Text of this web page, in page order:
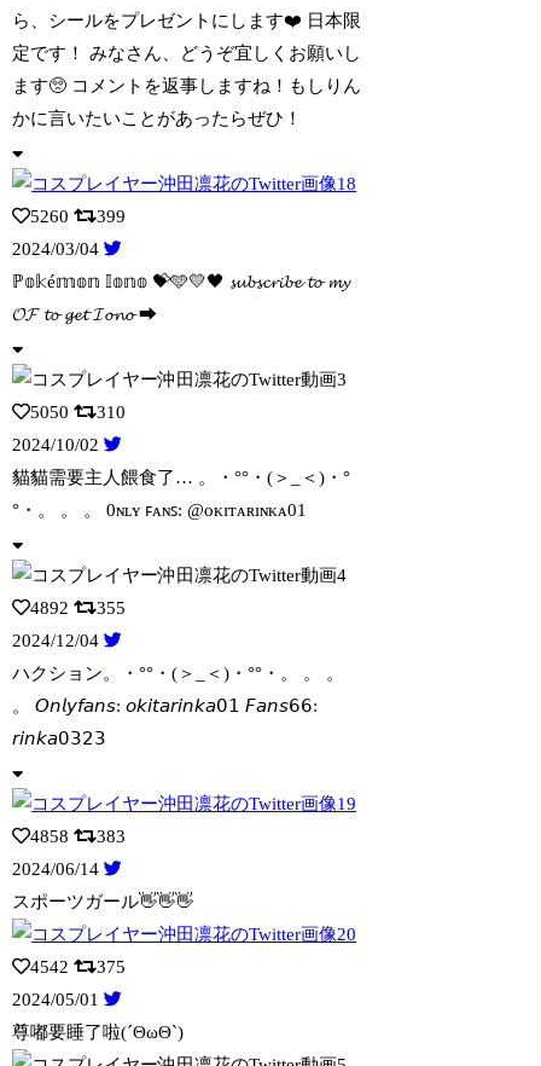
ら、シールをプレゼントにします❤️ 日本限
定です！ みなさん、どうぞ宜しくお願いし
ます🥺 コメントを返事しますね！もしりん
かに言いたいことがあったらぜひ！
5260
399
2024/03/04
ℙ𝕠𝕜é𝕞𝕠𝕟 𝕀𝕠𝕟𝕠 💝🩵💛🖤 𝓼𝓾𝓫𝓼𝓬𝓻𝓲𝓫𝓮 𝓽𝓸 𝓶𝔂
𝓞𝓕 𝓽𝓸𝓰𝓮𝓽 𝓘𝓸𝓷𝓸 ⮕
5050
310
2024/10/02
貓貓需要主人餵食了… 。・°°・(＞_＜)・°
°・。 。 。 0ɴʟʏ ꜰᴀɴꜱ: @ᴏᴋɪᴛᴀʀɪɴᴋᴀ01
4892
355
2024/12/04
ハクション。・°°・(＞_＜)・°°・。 。 。
。 𝘖𝘯𝘭𝘺𝘧𝘢𝘯𝘴: 𝘰𝘬𝘪𝘵𝘢𝘳𝘪𝘯𝘬𝘢𝟢𝟣 𝘍𝘢𝘯𝘴𝟨𝟨:
𝘳𝘪𝘯𝘬𝘢𝟢𝟥𝟤𝟥
4858
383
2024/06/14
スポーツガール👋👋👋
4542
375
2024/05/01
尊嘟要睡了啦(´ΘωΘ`)